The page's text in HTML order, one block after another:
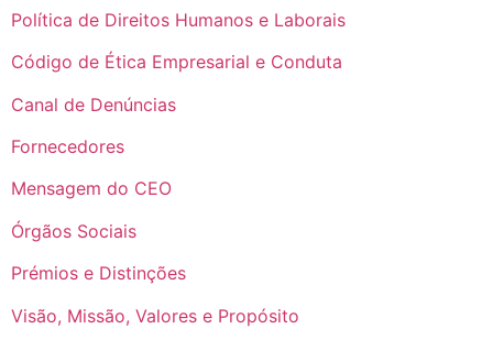
Política de Direitos Humanos e Laborais
Código de Ética Empresarial e Conduta
Canal de Denúncias
Fornecedores
Mensagem do CEO
Órgãos Sociais
Prémios e Distinções
Visão, Missão, Valores e Propósito